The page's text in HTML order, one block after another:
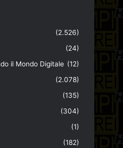
(2.526)
(24)
il Mondo Digitale (12)
(2.078)
(135)
(304)
(1)
(182)